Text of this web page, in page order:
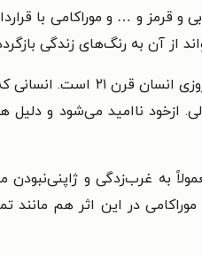
و قرمز و … و موراکامی با
از آن به رنگ‌های زندگی
این داستان ساختاری ساده و روان
ناامید می‌شود و دلیل
به غرب‌زدگی و
در این اثر هم مانند